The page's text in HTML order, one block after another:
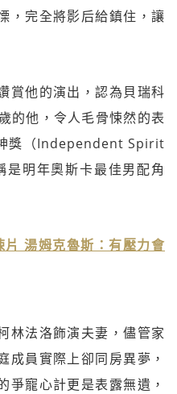
，完全將影后給鎮住，讓
賞他的演出，認為貝瑞科
的他，令人毛骨悚然的表
獎（Independent Spirit
明年奧斯卡最佳男配角
湯姆克魯斯：有壓力會
林法洛飾演夫妻，儘管家
成員實際上卻同房異夢，
爭寵心計更是表露無遺，